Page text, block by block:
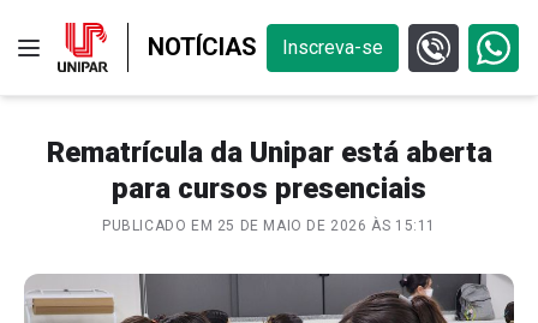
NOTÍCIAS Inscreva-se
Rematrícula da Unipar está aberta
para cursos presenciais
PUBLICADO EM 25 DE MAIO DE 2026 ÀS 15:11